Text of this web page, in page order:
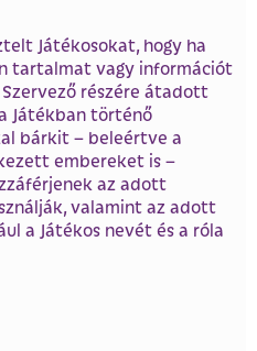
Játékosokat, hogy ha
tartalmat vagy információt
részére átadott
Játékban történő
bárkit – beleértve a
embereket is –
az adott
valamint az adott
a Játékos nevét és a róla